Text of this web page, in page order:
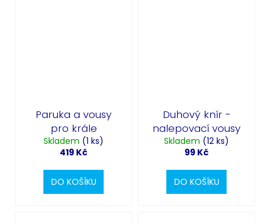
Paruka a vousy
pro krále
Skladem (1 ks)
419 Kč
DO KOŠÍKU
Duhový knír -
nalepovací vousy
Skladem (12 ks)
99 Kč
DO KOŠÍKU